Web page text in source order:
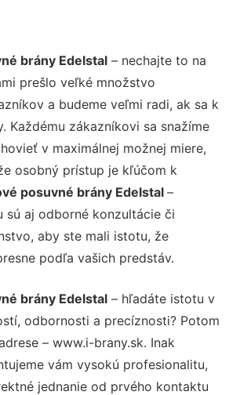
brány Edelstal – nechajte to na
prešlo veľké množstvo
a budeme veľmi radi, ak sa k
Každému zákazníkovi sa snažíme
v maximálnej možnej miere,
osobný prístup je kľúčom k
posuvné brány Edelstal –
sú aj odborné konzultácie či
aby ste mali istotu, že
podľa vašich predstáv.
brány Edelstal – hľadáte istotu v
odbornosti a precíznosti? Potom
– www.i-brany.sk. Inak
vám vysokú profesionalitu,
jednanie od prvého kontaktu